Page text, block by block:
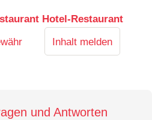
Hotel-Restaurant
Inhalt melden
und Antworten